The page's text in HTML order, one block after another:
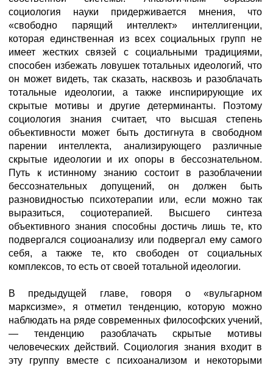
социология науки придерживается мнения, что
«свободно парящий интеллект» интеллигенции,
которая единственная из всех социальных групп не
имеет жестких связей с социальными традициями,
способен избежать ловушек тотальных идеологий, что
он может видеть, так сказать, насквозь и разоблачать
тотальные идеологии, а также инспирирующие их
скрытые мотивы и другие детерминанты. Поэтому
социология знания считает, что высшая степень
объективности может быть достигнута в свободном
парении интеллекта, анализирующего различные
скрытые идеологии и их опоры в бессознательном.
Путь к истинному знанию состоит в разоблачении
бессознательных допущений, он должен быть
разновидностью психотерапии или, если можно так
выразиться, социотерапией. Высшего синтеза
объективного знания способны достичь лишь те, кто
подвергался социоанализу или подвергал ему самого
себя, а также те, кто свободен от социальных
комплексов, то есть от своей тотальной идеологии.
В предыдущей главе, говоря о «вульгарном
марксизме», я отметил тенденцию, которую можно
наблюдать на ряде современных философских учений,
— тенденцию разоблачать скрытые мотивы
человеческих действий. Социология знания входит в
эту группу вместе с психоанализом и некоторыми